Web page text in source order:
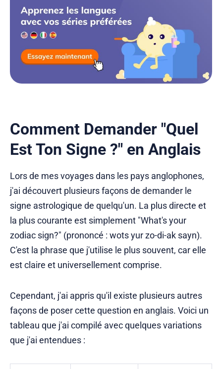
Comment Demander "Quel
Est Ton Signe ?" en Anglais
Lors de mes voyages dans les pays anglophones,
j'ai découvert plusieurs façons de demander le
signe astrologique de quelqu'un. La plus directe et
la plus courante est simplement "What's your
zodiac sign?" (prononcé : wots yur zo-di-ak sayn).
C'est la phrase que j'utilise le plus souvent, car elle
est claire et universellement comprise.
Cependant, j'ai appris qu'il existe plusieurs autres
façons de poser cette question en anglais. Voici un
tableau que j'ai compilé avec quelques variations
que j'ai entendues :